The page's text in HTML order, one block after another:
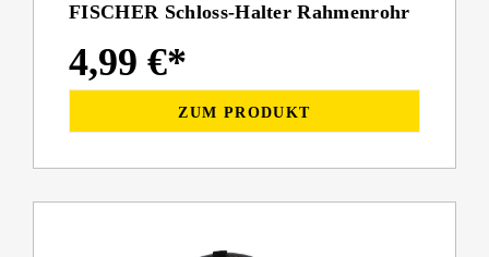
FISCHER Schloss-Halter Rahmenrohr
4,99 €*
ZUM PRODUKT